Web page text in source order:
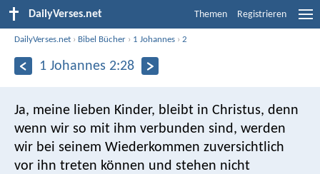
DailyVerses.net Themen Registrieren
DailyVerses.net › Bibel Bücher › 1 Johannes ›2
1 Johannes 2:28
Ja, meine lieben Kinder, bleibt in Christus, denn
wenn wir so mit ihm verbunden sind, werden
wir bei seinem Wiederkommen zuversichtlich
vor ihn treten können und stehen nicht